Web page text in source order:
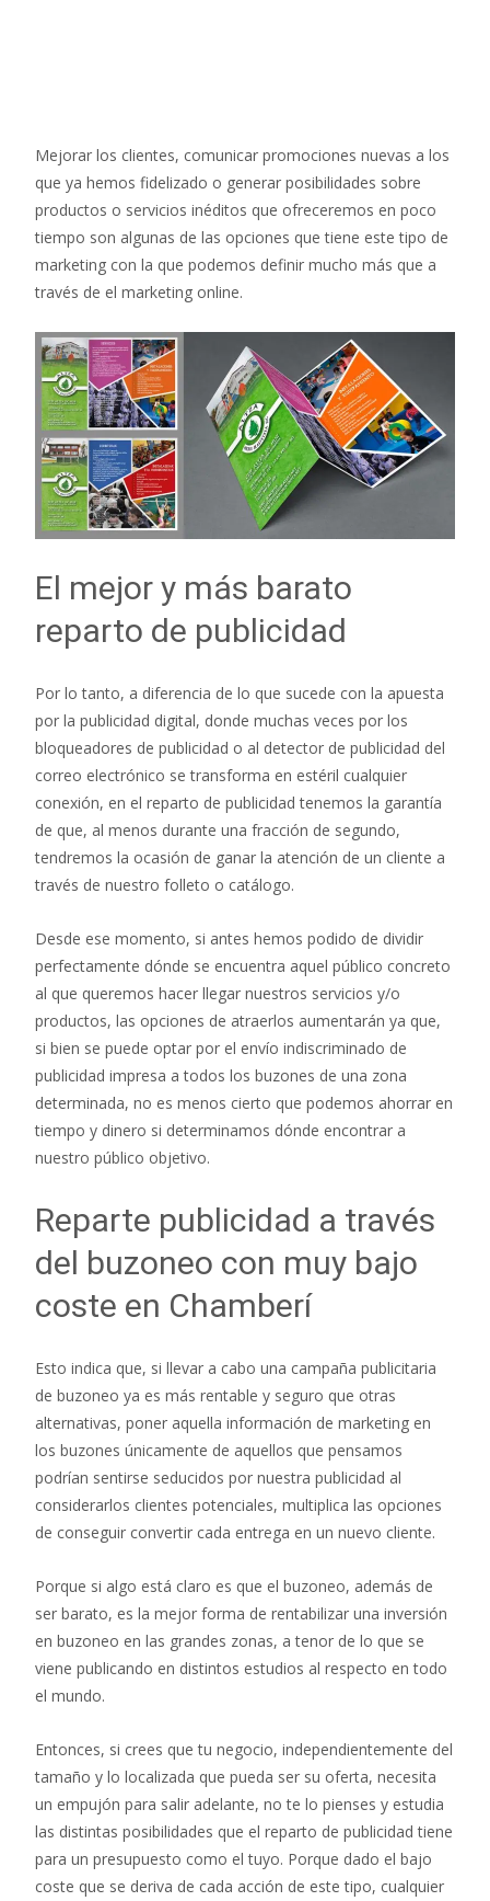
Mejorar los clientes, comunicar promociones nuevas a los
que ya hemos fidelizado o generar posibilidades sobre
productos o servicios inéditos que ofreceremos en poco
tiempo son algunas de las opciones que tiene este tipo de
marketing con la que podemos definir mucho más que a
través de el marketing online.
El mejor y más barato
reparto de publicidad
Por lo tanto, a diferencia de lo que sucede con la apuesta
por la publicidad digital, donde muchas veces por los
bloqueadores de publicidad o al detector de publicidad del
correo electrónico se transforma en estéril cualquier
conexión, en el reparto de publicidad tenemos la garantía
de que, al menos durante una fracción de segundo,
tendremos la ocasión de ganar la atención de un cliente a
través de nuestro folleto o catálogo.
Desde ese momento, si antes hemos podido de dividir
perfectamente dónde se encuentra aquel público concreto
al que queremos hacer llegar nuestros servicios y/o
productos, las opciones de atraerlos aumentarán ya que,
si bien se puede optar por el envío indiscriminado de
publicidad impresa a todos los buzones de una zona
determinada, no es menos cierto que podemos ahorrar en
tiempo y dinero si determinamos dónde encontrar a
nuestro público objetivo.
Reparte publicidad a través
del buzoneo con muy bajo
coste en Chamberí
Esto indica que, si llevar a cabo una campaña publicitaria
de buzoneo ya es más rentable y seguro que otras
alternativas, poner aquella información de marketing en
los buzones únicamente de aquellos que pensamos
podrían sentirse seducidos por nuestra publicidad al
considerarlos clientes potenciales, multiplica las opciones
de conseguir convertir cada entrega en un nuevo cliente.
Porque si algo está claro es que el buzoneo, además de
ser barato, es la mejor forma de rentabilizar una inversión
en buzoneo en las grandes zonas, a tenor de lo que se
viene publicando en distintos estudios al respecto en todo
el mundo.
Entonces, si crees que tu negocio, independientemente del
tamaño y lo localizada que pueda ser su oferta, necesita
un empujón para salir adelante, no te lo pienses y estudia
las distintas posibilidades que el reparto de publicidad tiene
para un presupuesto como el tuyo. Porque dado el bajo
coste que se deriva de cada acción de este tipo, cualquier